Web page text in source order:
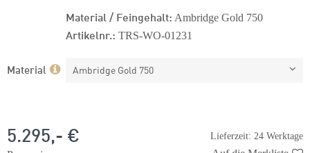
Material / Feingehalt: Ambridge Gold 750
Artikelnr.: TRS-WO-01231
Material Ambridge Gold 750
Lieferzeit: 24 Werktage
5.295,- €